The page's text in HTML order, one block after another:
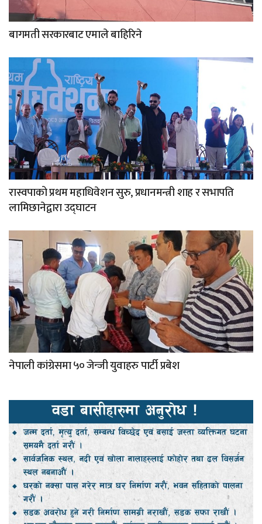
बागमती सरकारबाट एमाले बाहिरिने
रास्वपाको प्रथम महाधिवेशन सुरु, प्रधानमन्त्री शाह र सभापति
लामिछानेद्वारा उद्घाटन
नेपाली कांग्रेसमा ५० जेन्जी युवाहरु पार्टी प्रबेश